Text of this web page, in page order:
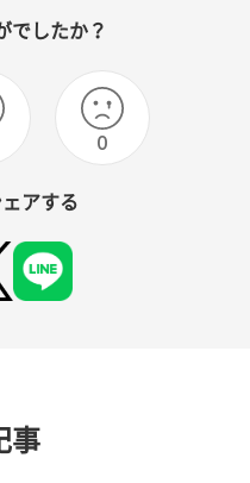
でしたか？
0
アする
事